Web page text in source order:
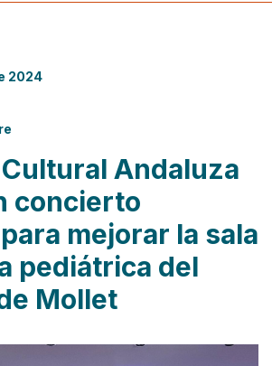
2024
Andaluza
concierto
mejorar la sala
pediátrica del
Mollet